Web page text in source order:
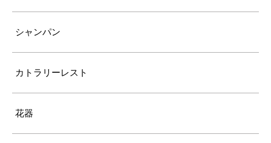
シャンパン
カトラリーレスト
花器